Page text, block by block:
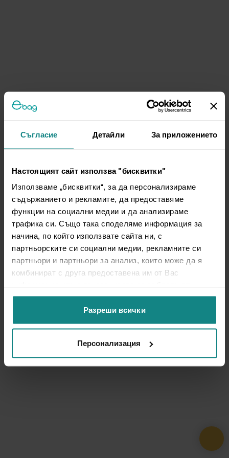
Съгласие Детайли За приложението
Настоящият сайт използва "бисквитки"
Използваме „бисквитки“, за да персонализираме
съдържанието и рекламите, да предоставяме
функции на социални медии и да анализираме
трафика си. Също така споделяме информация за
начина, по който използвате сайта ни, с
партньорските си социални медии, рекламните си
партньори и партньори за анализ, които може да я
комбинират с друга предоставена им от Вас
ползването от Ваша страна на услугите им.
Разреши всички
Персонализация